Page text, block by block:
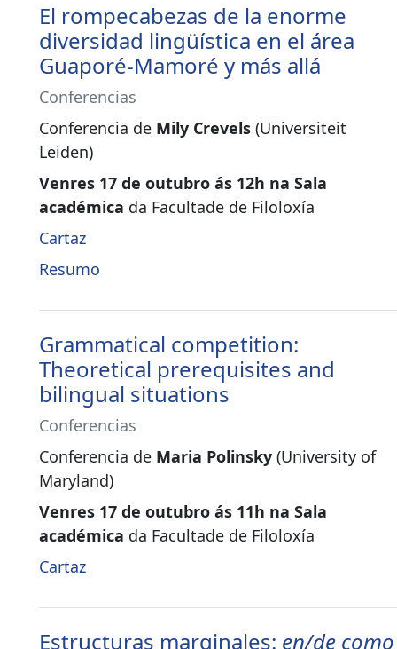
El rompecabezas de la enorme
diversidad lingüística en el área
Guaporé-Mamoré y más allá
Conferencias
Conferencia de Mily Crevels (Universiteit
Leiden)
Venres 17 de outubro ás 12h na Sala
académica da Facultade de Filoloxía
Cartaz
Resumo
Grammatical competition:
Theoretical prerequisites and
bilingual situations
Conferencias
Conferencia de Maria Polinsky (University of
Maryland)
Venres 17 de outubro ás 11h na Sala
académica da Facultade de Filoloxía
Cartaz
Estructuras marginales: en/de como